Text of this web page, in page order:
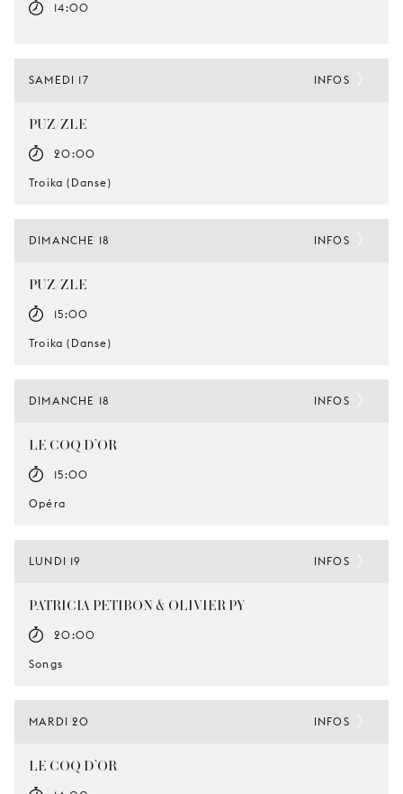
14:00
SAMEDI 17
PUZ/ZLE
20:00
Troika (Danse)
INFOS
DIMANCHE 18
PUZ/ZLE
15:00
Troika (Danse)
INFOS
DIMANCHE 18
LE COQ D’OR
15:00
Opéra
INFOS
LUNDI 19
PATRICIA PETIBON & OLIVIER PY
20:00
Songs
INFOS
MARDI 20
LE COQ D’OR
INFOS